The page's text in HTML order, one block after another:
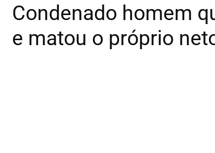
Condenado homem
e matou o próprio